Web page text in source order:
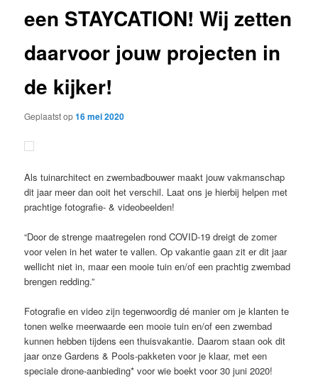
een STAYCATION! Wij zetten
daarvoor jouw projecten in
de kijker!
Geplaatst op16 mei 2020
Als tuinarchitect en zwembadbouwer maakt jouw vakmanschap
dit jaar meer dan ooit het verschil. Laat ons je hierbij helpen met
prachtige fotografie- & videobeelden!
“Door de strenge maatregelen rond COVID-19 dreigt de zomer
voor velen in het water te vallen. Op vakantie gaan zit er dit jaar
wellicht niet in, maar een mooie tuin en/of een prachtig zwembad
brengen redding.”
Fotografie en video zijn tegenwoordig dé manier om je klanten te
tonen welke meerwaarde een mooie tuin en/of een zwembad
kunnen hebben tijdens een thuisvakantie. Daarom staan ook dit
jaar onze Gardens & Pools-pakketen voor je klaar, met een
speciale drone-aanbieding* voor wie boekt voor 30 juni 2020!